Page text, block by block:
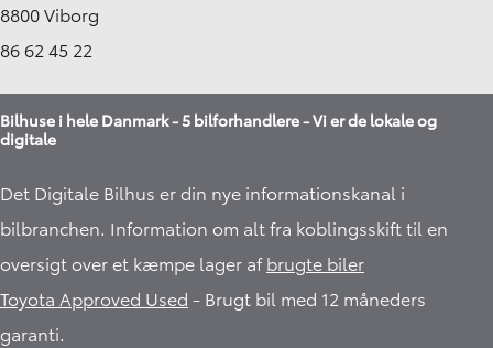
8800 Viborg
86 62 45 22
Bilhuse i hele Danmark - 5 bilforhandlere - Vi er de lokale og
digitale
Det Digitale Bilhus er din nye informationskanal i
bilbranchen. Information om alt fra koblingsskift til en
oversigt over et kæmpe lager afbrugte biler
Toyota Approved Used - Brugt bil med 12 måneders
garanti.​